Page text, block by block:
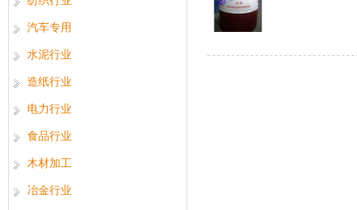
汽车专用
水泥行业
造纸行业
电力行业
食品行业
木材加工
冶金行业